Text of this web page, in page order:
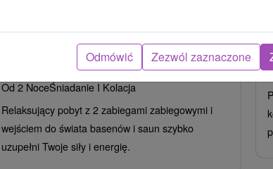
Szybka i skuteczna ucieczka od
★ ★★Trenczańskie Teplice
Od 2 NoceŚniadanie I Kolacja
Relaksujący pobyt z 2 zabiegami zabiegowymi i
wejściem do świata basenów i saun szybko
uzupełni Twoje siły i energię.
Odmówić Zezwól zaznaczone